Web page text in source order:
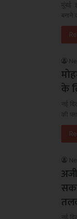
मुंबई
बनाने
के
नई
की
नई